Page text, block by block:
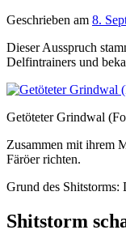
Geschrieben am 8.
Dieser Ausspruch
Delfintrainers und
Getöteter Grindwal
Zusammen mit ihrem
Färöer richten.
Grund des Shitstorms:
Shitstorm